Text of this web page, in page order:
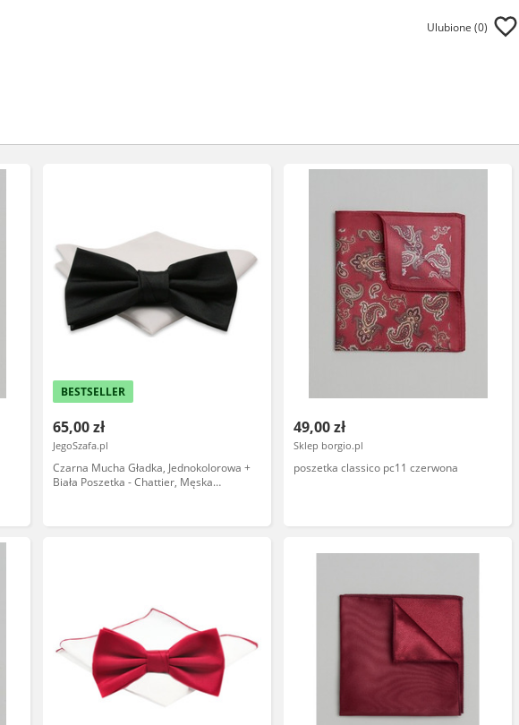
Ulubione (0)
BESTSELLER
65,00 zł
JegoSzafa.pl
Czarna Mucha Gładka, Jednokolorowa +
Biała Poszetka - Chattier, Męska
49,00 zł
Sklep borgio.pl
poszetka classico pc11 czerwona